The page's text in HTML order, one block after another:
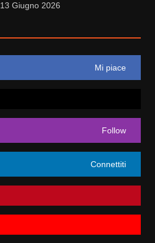
13 Giugno 2026
Mi piace
Follow
Connettiti